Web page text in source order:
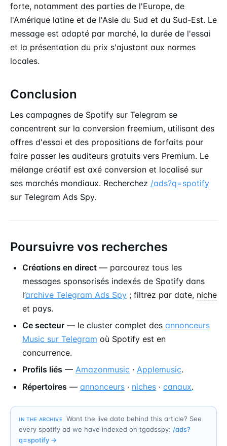
forte, notamment des parties de l'Europe, de
l'Amérique latine et de l'Asie du Sud et du Sud-Est. Le
message est adapté par marché, la durée de l'essai
et la présentation du prix s'ajustant aux normes
locales.
Conclusion
Les campagnes de Spotify sur Telegram se
concentrent sur la conversion freemium, utilisant des
offres d'essai et des propositions de forfaits pour
faire passer les auditeurs gratuits vers Premium. Le
mélange créatif est axé conversion et localisé sur
ses marchés mondiaux. Recherchez /ads?q=spotify
sur Telegram Ads Spy.
Poursuivre vos recherches
Créations en direct — parcourez tous les
messages sponsorisés indexés de Spotify dans
l’archive Telegram Ads Spy ; filtrez par date, niche
et pays.
Ce secteur — le cluster complet des annonceurs
Music sur Telegram où Spotify est en
concurrence.
Profils liés — Amazonmusic · Applemusic.
Répertoires — annonceurs · niches · canaux.
IN THE ARCHIVE
Want the live data behind this article? See
every spotify ad we have indexed on tgadsspy: /ads?
q=spotify →